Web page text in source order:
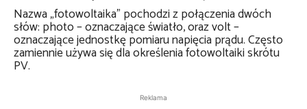
Nazwa „fotowoltaika” pochodzi z połączenia dwóch
słów: photo – oznaczające światło, oraz volt –
oznaczające jednostkę pomiaru napięcia prądu. Często
zamiennie używa się dla określenia fotowoltaiki skrótu
PV.
Reklama